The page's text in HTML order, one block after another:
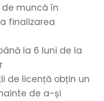
de muncă în
finalizarea
la 6 luni de la
de licență obțin un
de a-și